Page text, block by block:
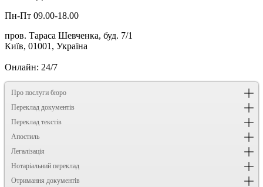
Пн-Пт 09.00-18.00
пров. Тараса Шевченка, буд. 7/1
Київ, 01001, Україна
Онлайн: 24/7
Про послуги бюро
Переклад документів
Переклад текстів
Апостиль
Легалізація
Нотаріальний переклад
Отримання документів